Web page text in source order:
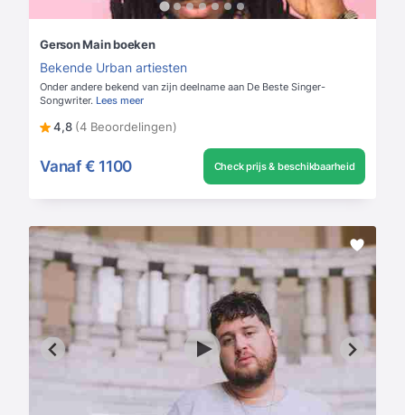
Gerson Main boeken
Bekende Urban artiesten
Onder andere bekend van zijn deelname aan De Beste Singer-
Songwriter. Lees meer
4,8 (4 Beoordelingen)
Vanaf € 1100 Check prijs & beschikbaarheid